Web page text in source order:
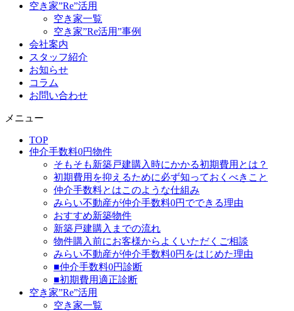
空き家”Re”活用
空き家一覧
空き家”Re活用”事例
会社案内
スタッフ紹介
お知らせ
コラム
お問い合わせ
メニュー
TOP
仲介手数料0円物件
そもそも新築戸建購入時にかかる初期費用とは？
初期費用を抑えるために必ず知っておくべきこと
仲介手数料とはこのような仕組み
みらい不動産が仲介手数料0円でできる理由
おすすめ新築物件
新築戸建購入までの流れ
物件購入前にお客様からよくいただくご相談
みらい不動産が仲介手数料0円をはじめた理由
■仲介手数料0円診断
■初期費用適正診断
空き家”Re”活用
空き家一覧